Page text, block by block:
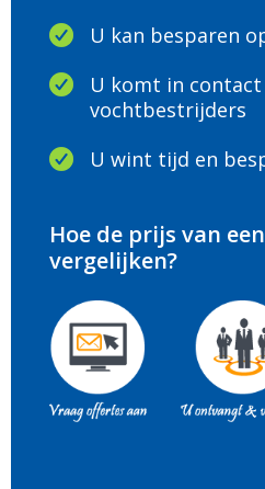
U kan besparen
U komt in
vochtbestrijders
U wint tijd en
Hoe de prijs van
vergelijken?